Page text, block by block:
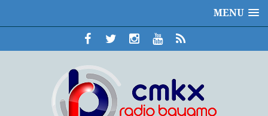
MENU